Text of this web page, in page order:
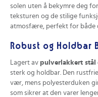
solen uten å bekymre deg
teksturen og de stilige
atmosfære, perfekt for både
Robust og Holdbar
Lagert av pulverlakkert stål
sterk og holdbar. Den
vær, mens polyesterduken
som sikrer at den varer